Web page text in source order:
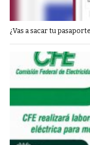
¿Vas a sacar tu